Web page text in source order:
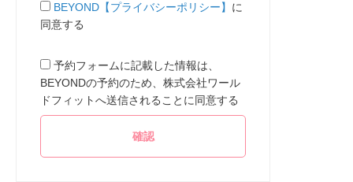
BEYOND【プライバシーポリシー】 に
同意する
予約フォームに記載した情報は、
BEYONDの予約のため、株式会社ワール
ドフィットへ送信されることに同意する